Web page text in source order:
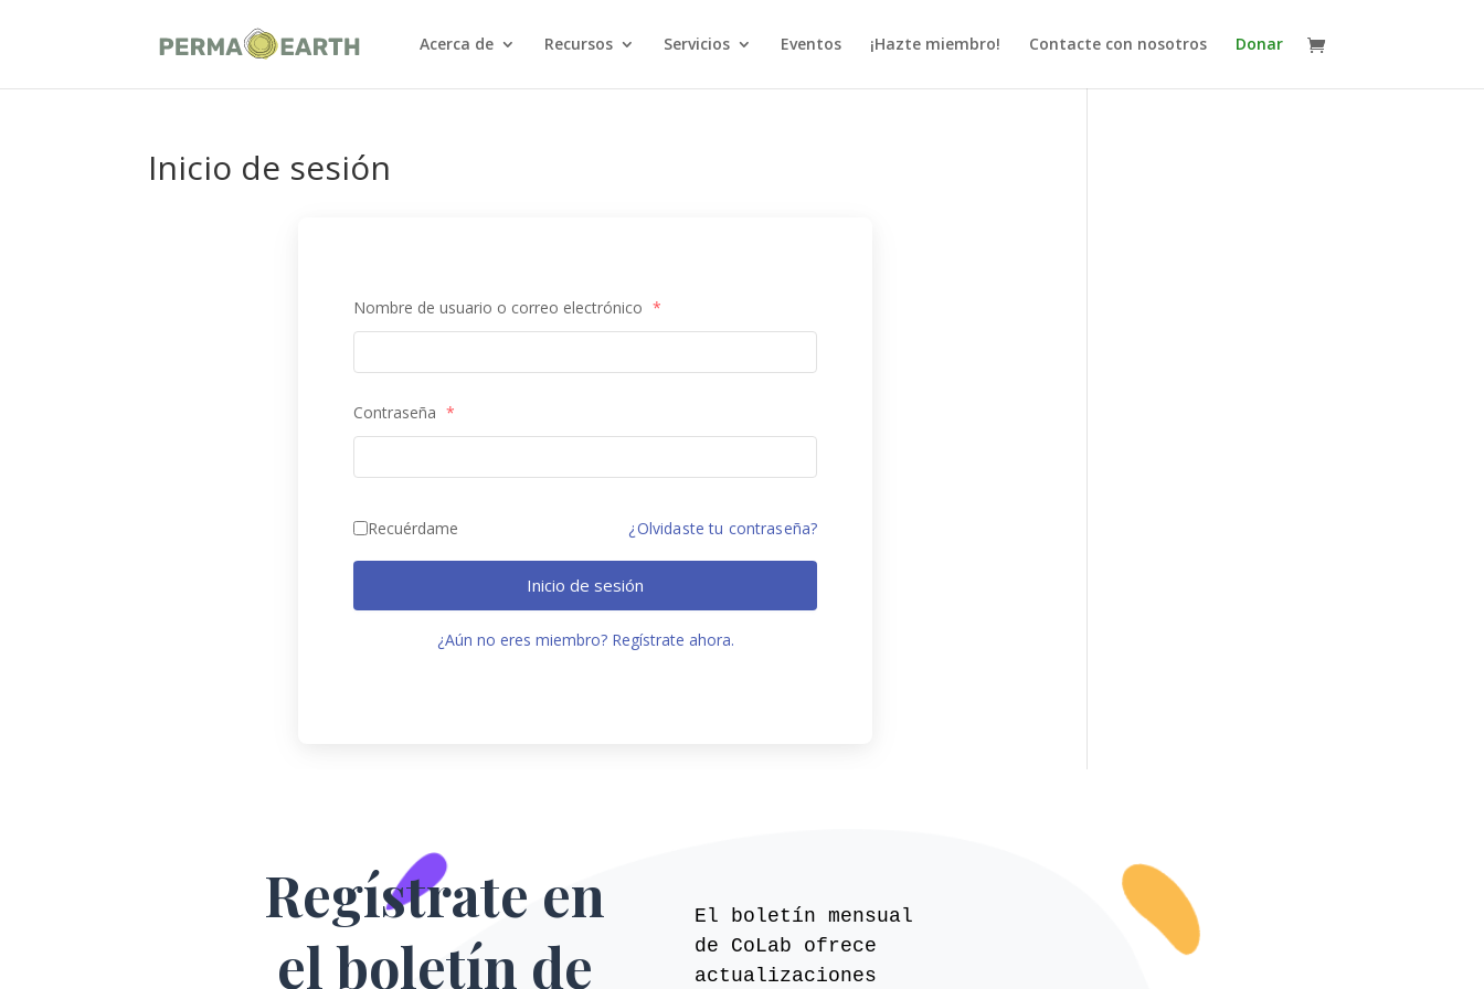
Acerca de Recursos Servicios Eventos ¡Hazte miembro! Contacte con nosotros Donar
Inicio de sesión
Nombre de usuario o correo electrónico *
Contraseña *
Recuérdame ¿Olvidaste tu contraseña?
Inicio de sesión
¿Aún no eres miembro? Regístrate ahora.
Regístrate en
el boletín de
El boletín mensual
de CoLab ofrece
actualizaciones